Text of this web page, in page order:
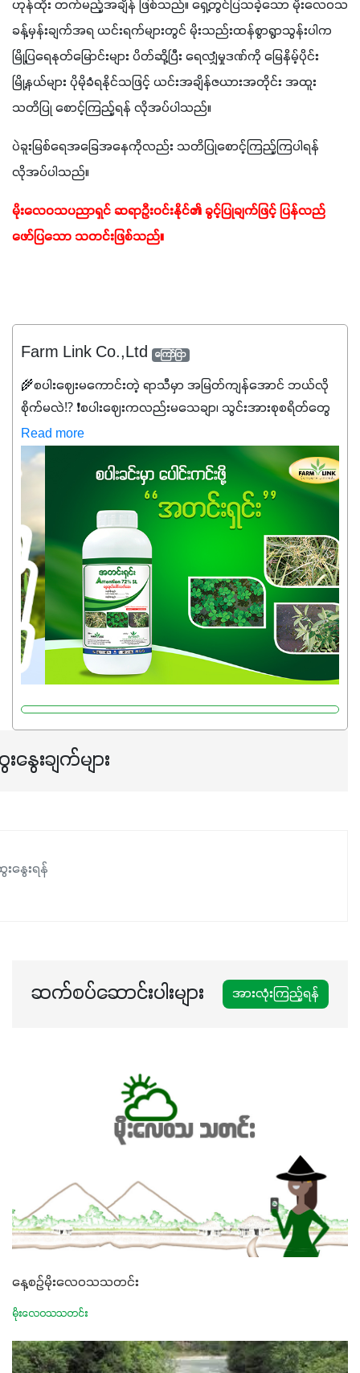
ဟုန်ထိုး တက်မည့်အချိန် ဖြစ်သည်။ ရှေ့တွင်ပြသခဲ့သော မိုးလေဝသ
ခန့်မှန်းချက်အရ ယင်းရက်များတွင် မိုးသည်းထန်စွာရွာသွန်းပါက
မြို့ပြရေနုတ်မြောင်းများ ပိတ်ဆို့ပြီး ရေလျှံမှုဒဏ်ကို မြေနိမ့်ပိုင်း
မြို့နယ်များ ပိုမိုခံရနိုင်သဖြင့် ယင်းအချိန်ဇယားအတိုင်း အထူး
သတိပြု စောင့်ကြည့်ရန် လိုအပ်ပါသည်။
ပဲခူးမြစ်ရေအခြေအနေကိုလည်း သတိပြုစောင့်ကြည့်ကြပါရန်
လိုအပ်ပါသည်။
မိုးလေဝသပညာရှင် ဆရာဦးဝင်းနိုင်၏ ခွင့်ပြုချက်ဖြင့် ပြန်လည်
ဖော်ပြသော သတင်းဖြစ်သည်။
Farm Link Co.,Ltd ကြော်ငြာ
🌾စပါးဈေးမကောင်းတဲ့ ရာသီမှာ အမြတ်ကျန်အောင် ဘယ်လို
စိုက်မလဲ⁉️ ❗စပါးဈေးကလည်းမသေချာ၊ သွင်းအားစုစရိတ်တွေ
ကလည်း တက်နေတဲ့ဒီလိုအချိန်မှာ သွင်းအားစုဖိုးကို လျှော့ချပြီး
အထွက်နှုန်းကို ထိန်းထားနိုင်မှ ဦးကြီးတို့ အဆင်ပြေမှာနော် ✔️ဒါ
ကြောင့် ကိုယ်သုံးသမျှ ကိုယ့်အတွက်အကျိုးရစေမယ့်
အရည်အသွေးစိတ်ချရတဲ့ သွင်းအားစုပစ္စည်းတွေကိုပဲ ရွေးချယ်
သုံးသင့်ပါတယ်။
Read more
နွေးချက်များ
နွေးရန်
ဆက်စပ်ဆောင်းပါးများ အားလုံးကြည့်ရန်
နေ့စဉ်မိုးလေဝသသတင်း
မိုးလေဝသသတင်း